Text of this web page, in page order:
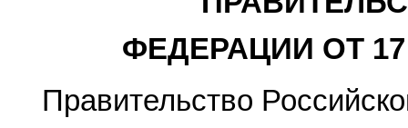
ФЕДЕРАЦИИ ОТ 17
Правительство